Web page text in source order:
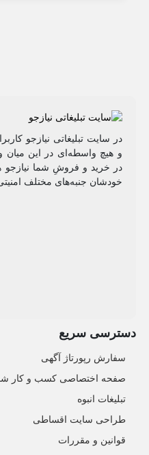
در سایت تبلیغاتی نیازجو
و هیچ واسطه‌ای در این میان
در خرید و فروشِ شما نیازجو
خودشان جنبه‌های مختلف
دسترسی سریع
سفارش رپورتاژ آگهی
صفحه اختصاصی کسب و کار
تبلیغات انبوه
طراحی سایت اقساطی
قوانین و مقررات